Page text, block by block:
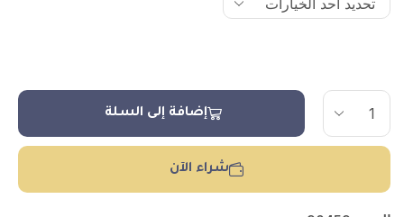
إضافة إلى السلة
شراء الآن